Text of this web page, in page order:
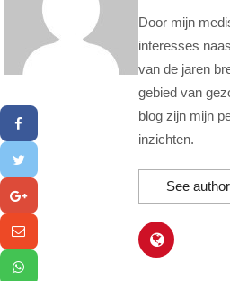
Door mijn
interesses
van de jaren
gebied van
blog zijn mijn
inzichten.
See